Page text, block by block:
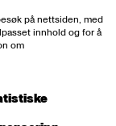
på nettsiden, med
innhold og for å
om